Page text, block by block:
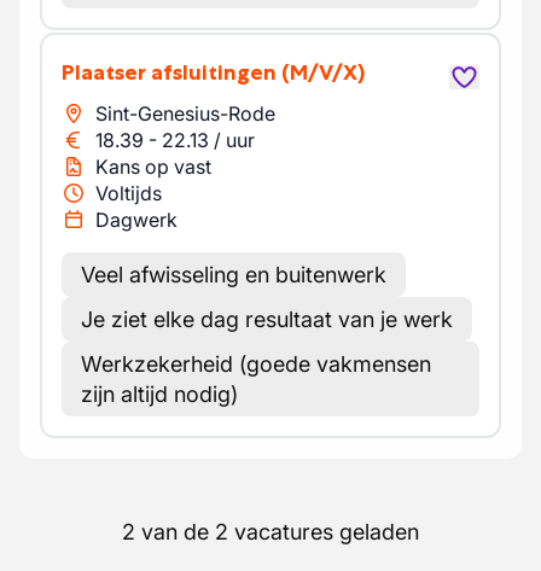
Plaatser afsluitingen (M/V/X)
Sint-Genesius-Rode
18.39 - 22.13 / uur
Kans op vast
Voltijds
Dagwerk
Veel afwisseling en buitenwerk
Je ziet elke dag resultaat van je werk
Werkzekerheid (goede vakmensen
zijn altijd nodig)
2 van de 2 vacatures geladen